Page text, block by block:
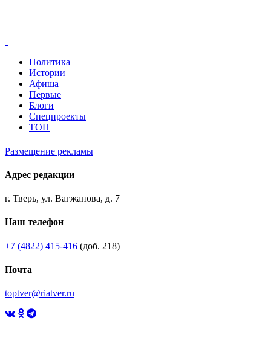
Политика
Истории
Афиша
Первые
Блоги
Спецпроекты
ТОП
Размещение рекламы
Адрес редакции
г. Тверь, ул. Вагжанова, д. 7
Наш телефон
+7 (4822) 415-416 (доб. 218)
Почта
toptver@riatver.ru